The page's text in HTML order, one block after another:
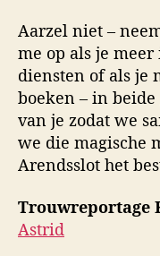
Aarzel niet –
me op als je
diensten of als je
boeken – in
van je zodat we
we die magische
Arendsslot het
Trouwreportage
Astrid